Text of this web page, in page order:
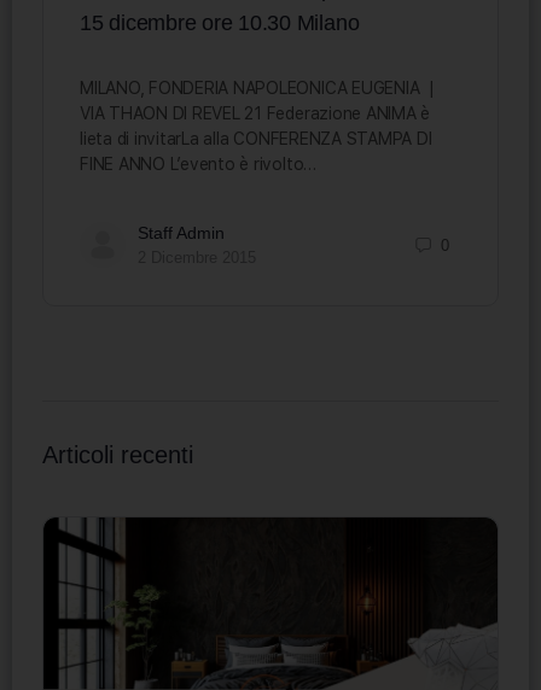
15 dicembre ore 10.30 Milano
MILANO, FONDERIA NAPOLEONICA EUGENIA |
VIA THAON DI REVEL 21 Federazione ANIMA è
lieta di invitarLa alla CONFERENZA STAMPA DI
FINE ANNO L’evento è rivolto…
Staff Admin
0
Articoli recenti